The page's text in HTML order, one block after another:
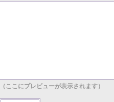
（ここにプレビューが表示されます）